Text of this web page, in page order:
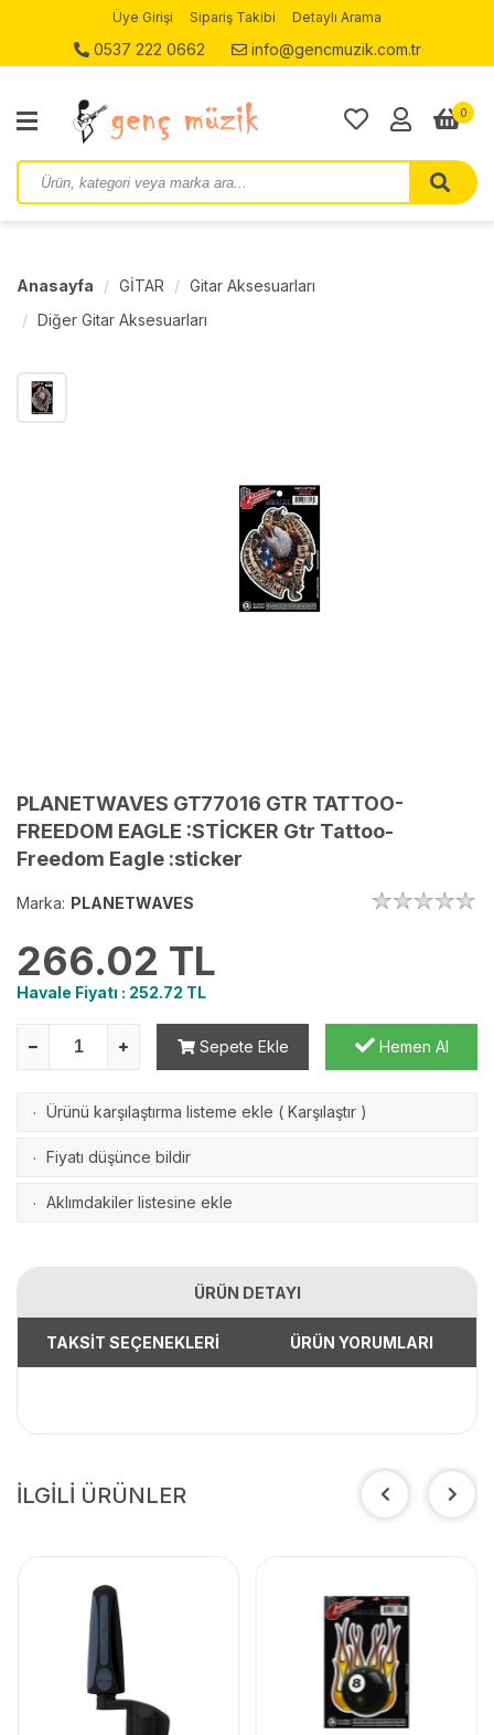
Üye Girişi Sipariş Takibi Detaylı Arama
0537 222 0662 info@gencmuzik.com.tr
0
Anasayfa GİTAR
Gitar Aksesuarları
Diğer Gitar Aksesuarları
PLANETWAVES GT77016 GTR TATTOO-
FREEDOM EAGLE :STİCKER Gtr Tattoo-
Freedom Eagle :sticker
Marka: PLANETWAVES
266.02 TL
Havale Fiyatı : 252.72 TL
Sepete Ekle Hemen Al
· Ürünü karşılaştırma listeme ekle ( Karşılaştır )
· Fiyatı düşünce bildir
· Aklımdakiler listesine ekle
ÜRÜN DETAYI
TAKSİT SEÇENEKLERİ ÜRÜN YORUMLARI
İLGİLİ ÜRÜNLER